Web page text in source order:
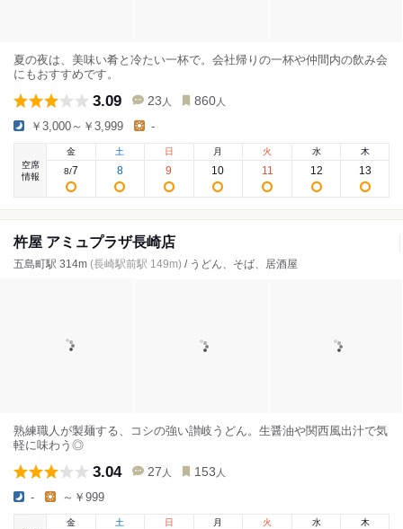
夏の夜は、美味い肴と冷たい一杯で。会社帰りの一杯や仲間内の飲み会
にもおすすめです。
3.09 23 人 860 人
￥3,000～￥3,999 -
空席
情報
金
8/7
土
8
日
9
月
10
火
11
水
12
木
13
杵屋 アミュプラザ長崎店
五島町駅 314m (長崎駅前駅 149m) / うどん、そば、居酒屋
熟練職人が製麺する、コシの強い讃岐うどん。生醤油や関西風出汁で気
軽に味わう◎
3.04 27 人 153 人
- ～￥999
金
土 日 月 火 水 木